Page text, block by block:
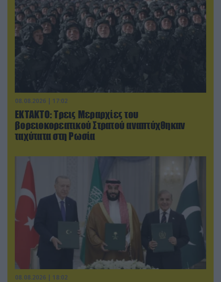
08.08.2026 | 17:02
ΕΚΤΑΚΤΟ: Τρεις Μεραρχίες του
βορειοκορεατικού Στρατού αναπτύχθηκαν
ταχύτατα στη Ρωσία
08.08.2026 | 18:02